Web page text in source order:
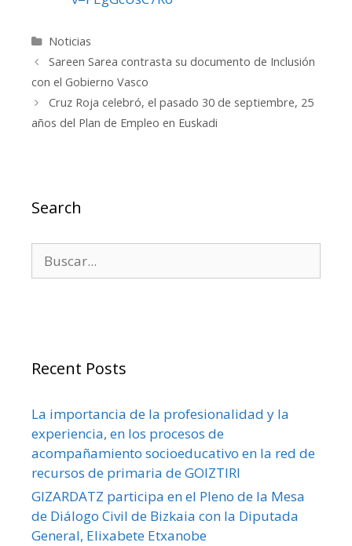
Categorías
Noticias
Sareen Sarea contrasta su documento de Inclusión
con el Gobierno Vasco
Cruz Roja celebró, el pasado 30 de septiembre, 25
años del Plan de Empleo en Euskadi
Search
Buscar:
Recent Posts
La importancia de la profesionalidad y la
experiencia, en los procesos de
acompañamiento socioeducativo en la red de
recursos de primaria de GOIZTIRI
GIZARDATZ participa en el Pleno de la Mesa
de Diálogo Civil de Bizkaia con la Diputada
General, Elixabete Etxanobe